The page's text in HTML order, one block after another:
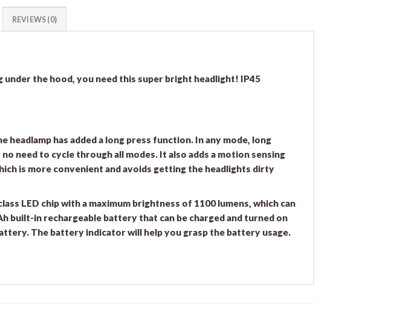
REVIEWS (0)
the hood, you need this super bright headlight! IP45
has added a long press function. In any mode, long
need to cycle through all modes. It also adds a motion sensing
is more convenient and avoids getting the headlights dirty
LED chip with a maximum brightness of 1100 lumens, which can
built-in rechargeable battery that can be charged and turned on
The battery indicator will help you grasp the battery usage.